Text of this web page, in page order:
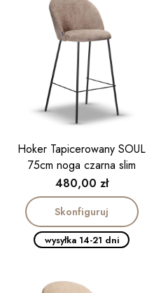
Hoker Tapicerowany SOUL
75cm noga czarna slim
Cena
480,00 zł
Skonfiguruj
wysyłka 14-21 dni